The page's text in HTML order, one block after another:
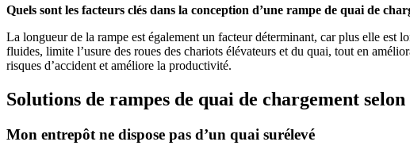
Quels sont les facteurs clés dans la conception d’une rampe de quai de
La longueur de la rampe est également un facteurdéterminant, carplus elle est
fluides, limite l’usure des roues des chariots élévateurs et du quai, tout en
risques d’accident et améliore la productivité.
Solutions de rampes de quai de chargement selon
Mon entrepôt ne dispose pas d’un quai surélevé